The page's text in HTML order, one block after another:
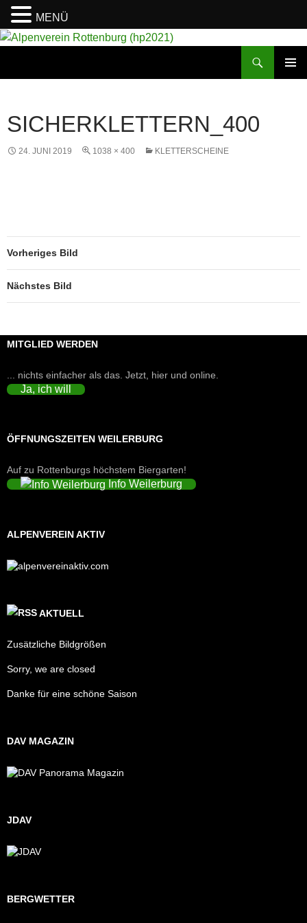
SICHERKLETTERN_400
24. JUNI 2019 1038 × 400 KLETTERSCHEINE
Vorheriges Bild
Nächstes Bild
MITGLIED WERDEN
... nichts einfacher als das. Jetzt, hier und online.
Ja, ich will
ÖFFNUNGSZEITEN WEILERBURG
Auf zu Rottenburgs höchstem Biergarten!
Info Weilerburg
ALPENVEREIN AKTIV
AKTUELL
Zusätzliche Bildgrößen
Sorry, we are closed
Danke für eine schöne Saison
DAV MAGAZIN
JDAV
BERGWETTER
MENÜ